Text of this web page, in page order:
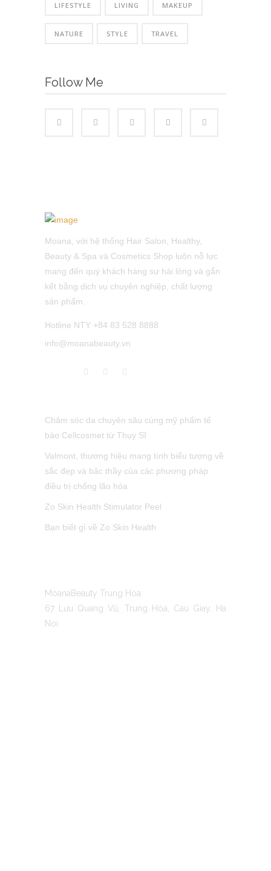
LIFESTYLE LIVING MAKEUP
NATURE STYLE TRAVEL
Follow Me
Moana, với hệ thống Hair Salon, Healthy,
Beauty & Spa và Cosmetics Shop luôn nỗ lực
mang đến quý khách hàng sự hài lòng và gắn
kết bằng dịch vụ chuyên nghiệp, chất lượng
sản phẩm.
Hotline NTY +84 83 528 8888
info@moanabeauty.vn
Chăm sóc da chuyên sâu cùng mỹ phẩm tế
bào Cellcosmet từ Thụy Sĩ
Valmont, thương hiệu mang tính biểu tượng về
sắc đẹp và bậc thầy của các phương pháp
điều trị chống lão hóa
Zo Skin Health Stimulator Peel
Bạn biết gì về Zo Skin Health
MoanaBeauty Trung Hòa:
67 Lưu Quang Vũ, Trung Hòa, Cau Giay, Ha
Noi